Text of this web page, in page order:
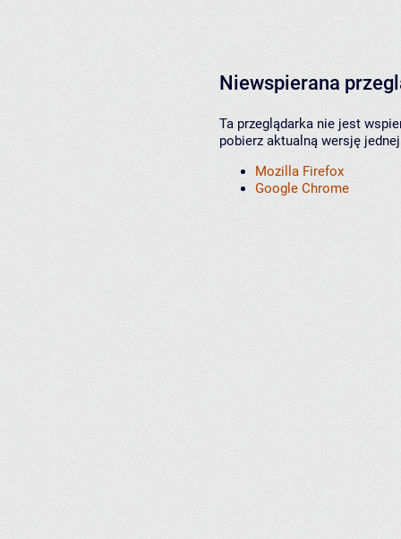
Niewspierana
Ta przeglądarka nie jest
pobierz aktualną wersję
Mozilla Firefox
Google Chrome